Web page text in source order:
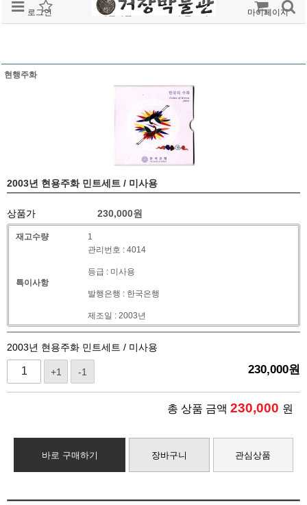
로그인 회원가입 주문조회 마이페이지
현행주화
2003년 현용주화 민트세트 / 미사용
상품가 230,000원
재고수량 1
특이사항
관리번호 : 4014
등급 : 미사용
발행은행 : 한국은행
제조일 : 2003년
2003년 현용주화 민트세트 / 미사용
+1 -1 230,000원
총 상품 금액 230,000 원
바로 구매하기 장바구니 관심상품